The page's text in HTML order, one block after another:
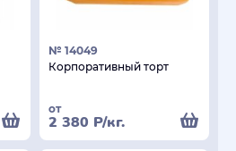
№ 14049
Корпоративный торт
от
2 380 Р/кг.